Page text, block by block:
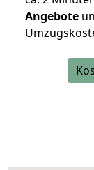
Angebote